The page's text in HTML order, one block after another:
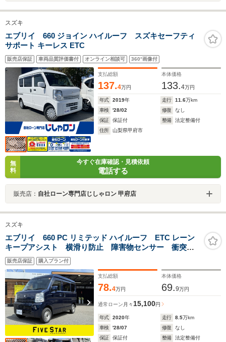
スズキ
エブリイ 660 ジョイン ハイルーフ スズキセーフティ
サポート キーレス ETC
販売店保証 車両品質評価書付 オンライン相談可 360°画像付
支払総額
137.4万円
本体価格
133.4万円
年式 2019年 走行 11.6万km
車検
'28/02 修復
なし
保証
保証付 整備
法定整備付
住所
山梨県甲府市
無
料
今すぐ在庫確認・見積依頼
電話する
販売店： 自社ローン専門店じしゃロン 甲府店
スズキ
エブリイ 660 PC リミテッド ハイルーフ ETC レーン
キープアシスト 横滑り防止 障害物センサー 衝突軽
減ブレーキ Bluetooth
販売店保証 購入プラン付
支払総額
78.4万円
本体価格
69.9万円
通常ローン 月々15,100円
年式 2020年 走行 8.5万km
車検
'28/07 修復
なし
保証
保証付 整備
法定整備付